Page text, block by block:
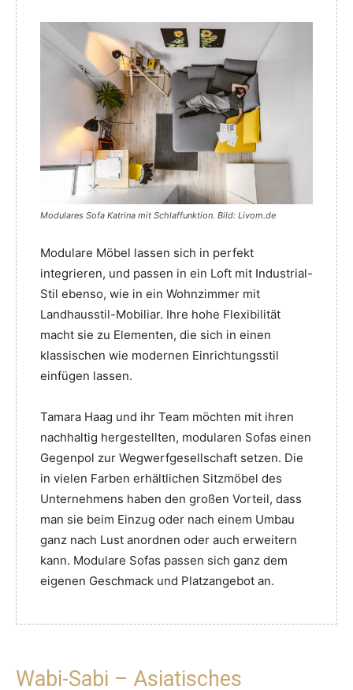
Modulares Sofa Katrina mit Schlaffunktion. Bild: Livom.de
Modulare Möbel lassen sich in perfekt
integrieren, und passen in ein Loft mit Industrial-
Stil ebenso, wie in ein Wohnzimmer mit
Landhausstil-Mobiliar. Ihre hohe Flexibilität
macht sie zu Elementen, die sich in einen
klassischen wie modernen Einrichtungsstil
einfügen lassen.
Tamara Haag und ihr Team möchten mit ihren
nachhaltig hergestellten, modularen Sofas einen
Gegenpol zur Wegwerfgesellschaft setzen. Die
in vielen Farben erhältlichen Sitzmöbel des
Unternehmens haben den großen Vorteil, dass
man sie beim Einzug oder nach einem Umbau
ganz nach Lust anordnen oder auch erweitern
kann. Modulare Sofas passen sich ganz dem
eigenen Geschmack und Platzangebot an.
Wabi-Sabi – Asiatisches